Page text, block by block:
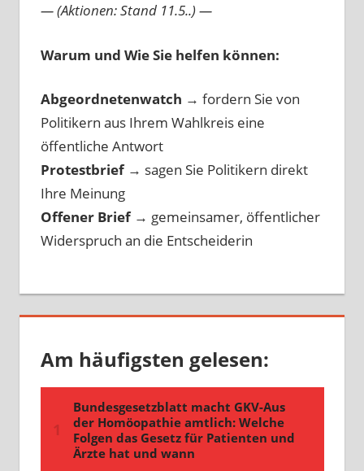
— (Aktionen: Stand 11.5..) —
Warum und Wie Sie helfen können:
Abgeordnetenwatch → fordern Sie von
Politikern aus Ihrem Wahlkreis eine
öffentliche Antwort
Protestbrief → sagen Sie Politikern direkt
Ihre Meinung
Offener Brief → gemeinsamer, öffentlicher
Widerspruch an die Entscheiderin
Am häufigsten gelesen: